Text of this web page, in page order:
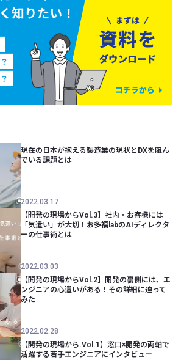
現在の日本が抱える製造業の現状とDXを阻ん
でいる課題とは
2022.03.17
【開発の現場からVol.3】社内・お客様には
「気遣い」が大切！お多福labのAIディレクタ
ーの仕事術とは
2022.03.03
【開発の現場からVol.2】開発の裏側には、エ
ンジニアの心遣いがある！その詳細に迫って
みた
2022.02.28
【開発の現場から.Vol.1】窓口×開発の両軸で
活躍する若手エンジニアにインタビュー